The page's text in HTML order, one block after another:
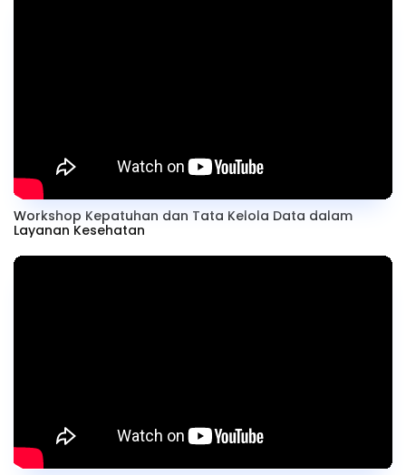
Workshop Kepatuhan dan Tata Kelola Data dalam
Layanan Kesehatan